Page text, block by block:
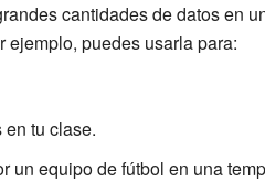
cantidades de datos en
puedes usarla para:
tu clase.
un equipo de fútbol en una